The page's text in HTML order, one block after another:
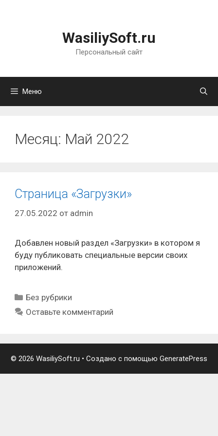
WasiliySoft.ru
Персональный сайт
Меню
Месяц: Май 2022
Страница «Загрузки»
27.05.2022 от admin
Добавлен новый раздел «Загрузки» в котором я
буду публиковать специальные версии своих
приложений.
Рубрики
Без рубрики
Оставьте комментарий
© 2026 WasiliySoft.ru • Создано с помощью GeneratePress